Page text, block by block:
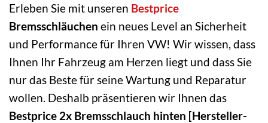
Erleben Sie mit unseren Bestprice
Bremsschläuchen ein neues Level an Sicherheit
und Performance für Ihren VW! Wir wissen, dass
Ihnen Ihr Fahrzeug am Herzen liegt und dass Sie
nur das Beste für seine Wartung und Reparatur
wollen. Deshalb präsentieren wir Ihnen das
Bestprice 2x Bremsschlauch hinten [Hersteller-